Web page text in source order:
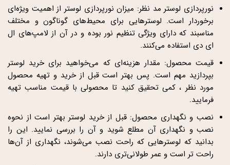
نورپردازی لوستر مد نظر: میزان نورپردازی لوستر از اهمیت ویژه‌ای
برخوردار است. لوسترهایی برای محیط‌های گوناگون و مختلف
مناسبند که دارای ویژگی تنظیم نور بوده و در آن از لامپ‌های ال
ای دی استفاده می‌کنند.
قیمت محصول: مقدار هزینه‌ای که می‌خواهید برای خرید لوستر
بپردازید مهم است. پس بهتر است قبل از خرید و تهیه محصول
مورد نظر ، کمی تحقیق کنید تا محصولی با قیمت مناسب تهیه
فرمایید.
نصب و نگهداری محصول: قبل از خرید لوستر بهتر است از نحوه
نصب و نگهداری آن مطلع شوید و آن را بررسی نمایید. این را
بدانید که لوسترهایی که راحت نصب می‌شوند، نگهداری از آن‌ها
راحت تر است و عمر طولانی‌تری دارند.